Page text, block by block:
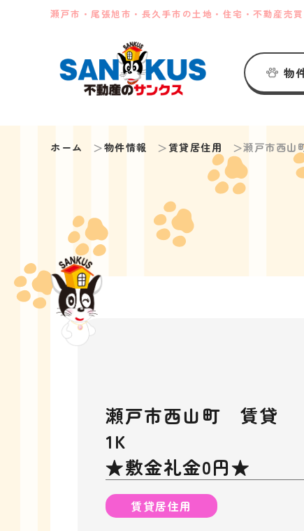
瀬戸市・尾張旭市・長久手市の土地・住宅・不動産売
物
ホーム 物件情報 賃貸居住用 瀬戸
瀬戸市西山町 賃貸
★敷金礼金0円★
賃貸居住用